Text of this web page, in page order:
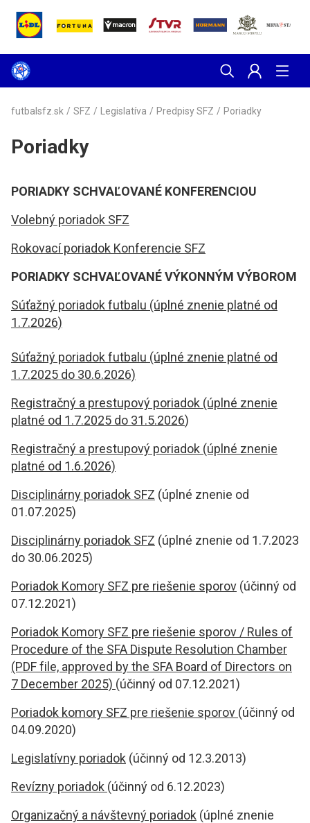
futbalsfz.sk / SFZ / Legislatíva / Predpisy SFZ / Poriadky
Poriadky
PORIADKY SCHVAĽOVANÉ KONFERENCIOU
Volebný poriadok SFZ
Rokovací poriadok Konferencie SFZ
PORIADKY SCHVAĽOVANÉ VÝKONNÝM VÝBOROM
Súťažný poriadok futbalu (úplné znenie platné od
1.7.2026)
Súťažný poriadok futbalu (úplné znenie platné od
1.7.2025 do 30.6.2026)
Registračný a prestupový poriadok (úplné znenie
platné od 1.7.2025 do 31.5.2026)
Registračný a prestupový poriadok (úplné znenie
platné od 1.6.2026)
Disciplinárny poriadok SFZ (úplné znenie od
01.07.2025)
Disciplinárny poriadok SFZ (úplné znenie od 1.7.2023
do 30.06.2025)
Poriadok Komory SFZ pre riešenie sporov (účinný od
07.12.2021)
Poriadok Komory SFZ pre riešenie sporov / Rules of
Procedure of the SFA Dispute Resolution Chamber
(PDF file, approved by the SFA Board of Directors on
7 December 2025) (účinný od 07.12.2021)
Poriadok komory SFZ pre riešenie sporov (účinný od
04.09.2020)
Legislatívny poriadok (účinný od 12.3.2013)
Revízny poriadok (účinný od 6.12.2023)
Organizačný a návštevný poriadok (úplné znenie